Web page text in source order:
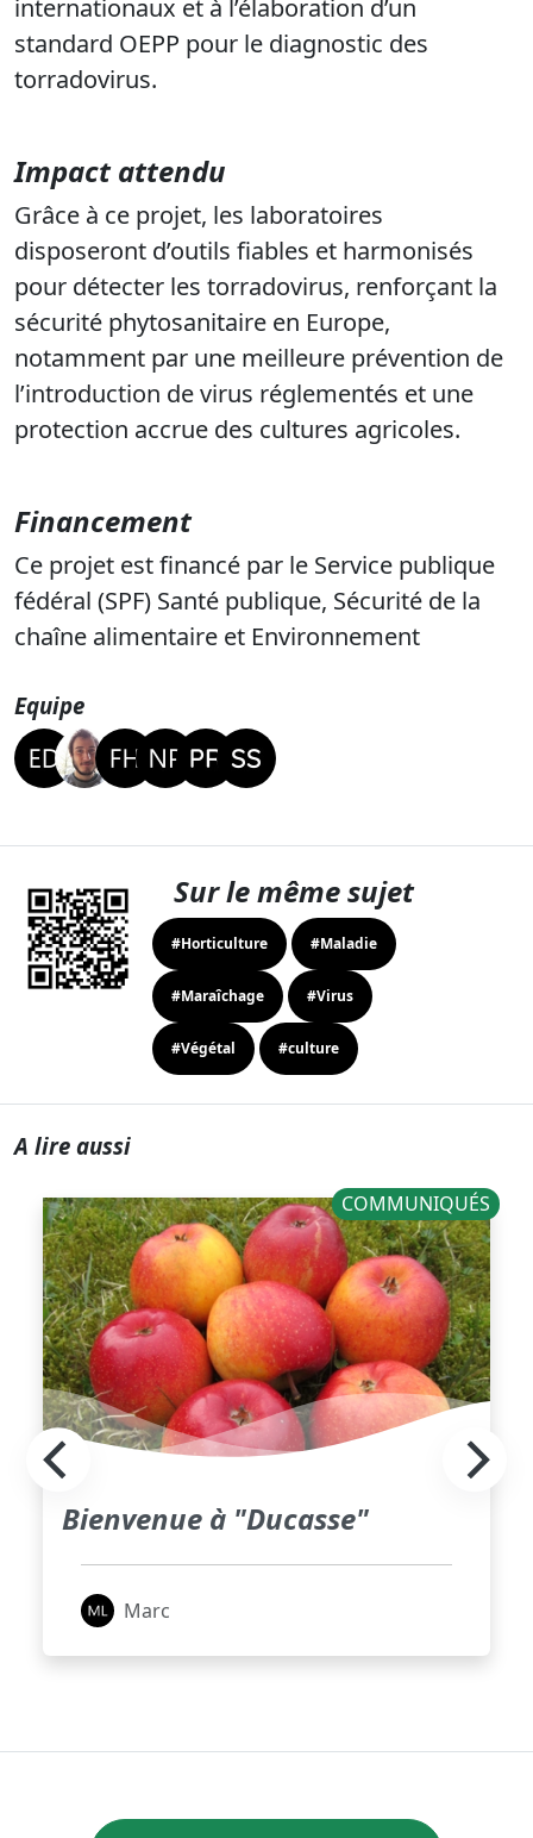
internationaux et à l’élaboration d’un
standard OEPP pour le diagnostic des
torradovirus.
Impact attendu
Grâce à ce projet, les laboratoires
disposeront d’outils fiables et harmonisés
pour détecter les torradovirus, renforçant la
sécurité phytosanitaire en Europe,
notamment par une meilleure prévention de
l’introduction de virus réglementés et une
protection accrue des cultures agricoles.
Financement
Ce projet est financé par le Service publique
fédéral (SPF) Santé publique, Sécurité de la
chaîne alimentaire et Environnement
Equipe
Sur le même sujet
#Horticulture #Maladie
#Maraîchage #Virus
#Végétal #culture
A lire aussi
COMMUNIQUÉS
Bienvenue à "Ducasse"
Marc